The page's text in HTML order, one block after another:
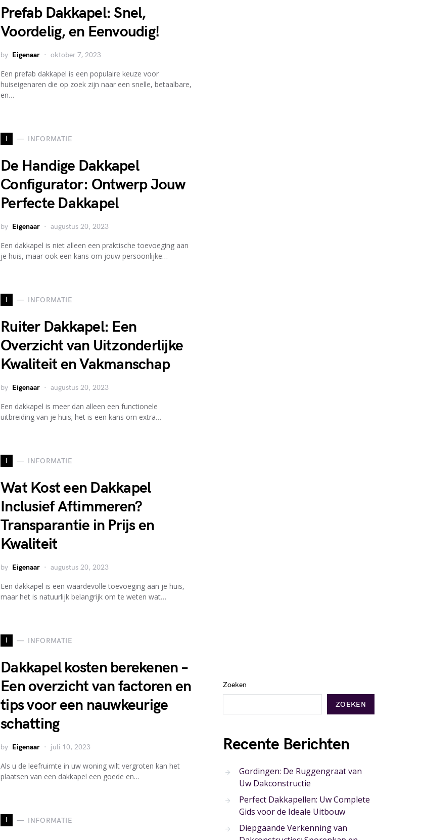
Prefab Dakkapel: Snel,
Voordelig, en Eenvoudig!
by Eigenaar oktober 7, 2023
Een prefab dakkapel is een populaire keuze voor
huiseigenaren die op zoek zijn naar een snelle, betaalbare,
en…
I INFORMATIE
De Handige Dakkapel
Configurator: Ontwerp Jouw
Perfecte Dakkapel
by Eigenaar augustus 20, 2023
Een dakkapel is niet alleen een praktische toevoeging aan
je huis, maar ook een kans om jouw persoonlijke…
I INFORMATIE
Ruiter Dakkapel: Een
Overzicht van Uitzonderlijke
Kwaliteit en Vakmanschap
by Eigenaar augustus 20, 2023
Een dakkapel is meer dan alleen een functionele
uitbreiding van je huis; het is een kans om extra…
I INFORMATIE
Wat Kost een Dakkapel
Inclusief Aftimmeren?
Transparantie in Prijs en
Kwaliteit
by Eigenaar augustus 20, 2023
Een dakkapel is een waardevolle toevoeging aan je huis,
maar het is natuurlijk belangrijk om te weten wat…
I INFORMATIE
Dakkapel kosten berekenen –
Een overzicht van factoren en
tips voor een nauwkeurige
schatting
by Eigenaar juli 10, 2023
Als u de leefruimte in uw woning wilt vergroten kan het
plaatsen van een dakkapel een goede en…
I INFORMATIE
Zoeken
ZOEKEN
Recente Berichten
Gordingen: De Ruggengraat van
Uw Dakconstructie
Perfect Dakkapellen: Uw Complete
Gids voor de Ideale Uitbouw
Diepgaande Verkenning van